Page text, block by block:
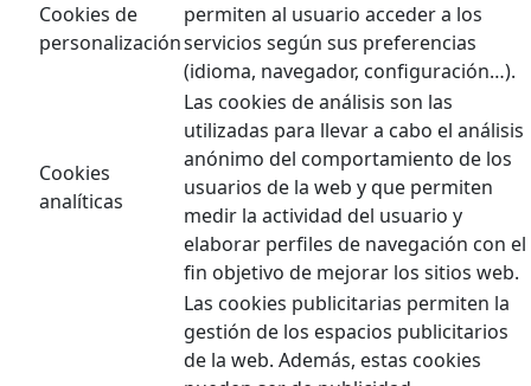
Cookies de
personalización
permiten al usuario acceder a los
servicios según sus preferencias
(idioma, navegador, configuración…).
Cookies
analíticas
Las cookies de análisis son las
utilizadas para llevar a cabo el análisis
anónimo del comportamiento de los
usuarios de la web y que permiten
medir la actividad del usuario y
elaborar perfiles de navegación con el
fin objetivo de mejorar los sitios web.
Las cookies publicitarias permiten la
gestión de los espacios publicitarios
de la web. Además, estas cookies